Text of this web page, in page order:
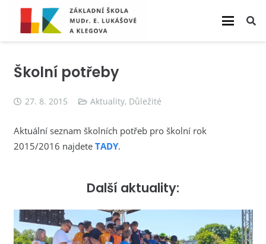
Školní potřeby
27. 8. 2015 Aktuality, Důležité
Aktuální seznam školních potřeb pro školní rok
2015/2016 najdete TADY.
Další aktuality: